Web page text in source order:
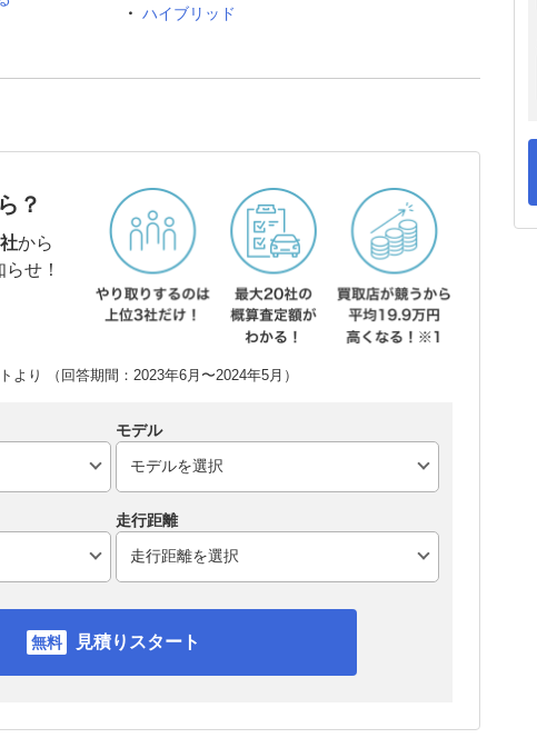
ハイブリッド
？
から
せ！
り （回答期間：2023年6月〜2024年5月）
モデル
走行距離
見積りスタート